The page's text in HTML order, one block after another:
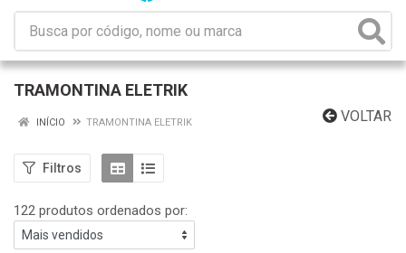
TRAMONTINA ELETRIK
VOLTAR
INÍCIO TRAMONTINA ELETRIK
Filtros
122 produtos ordenados por: